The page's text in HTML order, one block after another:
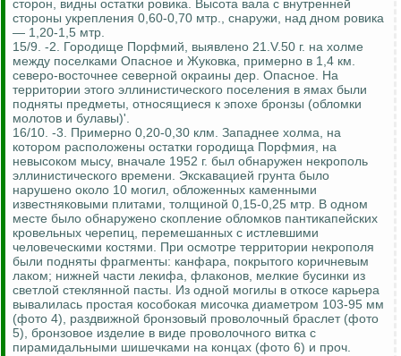
сторон, видны остатки ровика. Высота вала с внутренней
стороны укрепления 0,60-0,70 мтр., снаружи, над дном ровика
— 1,20-1,5 мтр.
15/9. -2. Городище Порфмий, выявлено 21.V.50 г. на холме
между поселками Опасное и Жуковка, примерно в 1,4 км.
северо-восточнее северной окраины дер. Опасное. На
территории этого эллинистического поселения в ямах были
подняты предметы, относящиеся к эпохе бронзы (обломки
молотов и булавы)'.
16/10. -3. Примерно 0,20-0,30 клм. Западнее холма, на
котором расположены остатки городища Порфмия, на
невысоком мысу, вначале 1952 г. был обнаружен некрополь
эллинистического времени. Экскавацией грунта было
нарушено около 10 могил, обложенных каменными
известняковыми плитами, толщиной 0,15-0,25 мтр. В одном
месте было обнаружено скопление обломков пантикапейских
кровельных черепиц, перемешанных с истлевшими
человеческими костями. При осмотре территории некрополя
были подняты фрагменты: канфара, покрытого коричневым
лаком; нижней части лекифа, флаконов, мелкие бусинки из
светлой стеклянной пасты. Из одной могилы в откосе карьера
вывалилась простая кособокая мисочка диаметром 103-95 мм
(фото 4), раздвижной бронзовый проволочный браслет (фото
5), бронзовое изделие в виде проволочного витка с
пирамидальными шишечками на концах (фото 6) и проч.